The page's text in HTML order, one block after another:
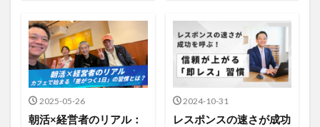
2025-05-26
朝活×経営者のリアル：
2024-10-31
レスポンスの速さが成功